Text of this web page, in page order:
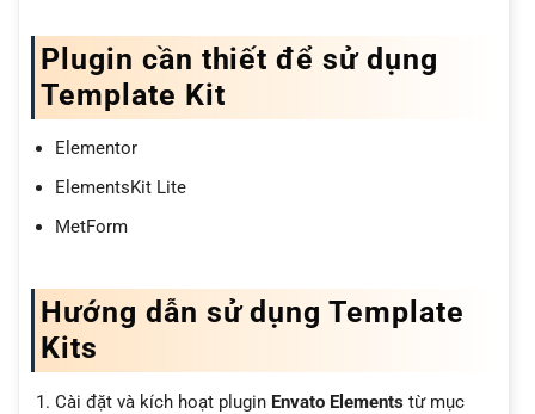
Plugin cần thiết để sử dụng
Template Kit
Elementor
ElementsKit Lite
MetForm
Hướng dẫn sử dụng Template
Kits
Cài đặt và kích hoạt plugin Envato Elementstừ mục